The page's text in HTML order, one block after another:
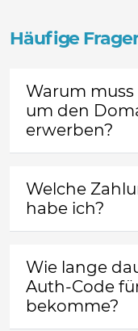
Häufige
Warum
um den
erwerben?
Welche
habe ich?
Wie lange
Auth-Code
bekomme?